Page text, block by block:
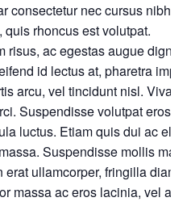
consectetur nec cursus nibh.
rhoncus est volutpat.
risus, ac egestas augue
id lectus at, pharetra
arcu, vel tincidunt nisl.
Suspendisse volutpat eros
luctus. Etiam quis dui ac elit
Suspendisse mollis
ullamcorper, fringilla diam
massa ac eros lacinia, vel